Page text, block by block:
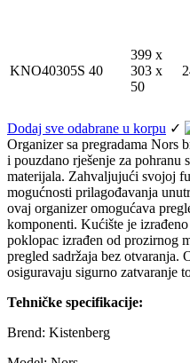
KNO40305S 40
399 x
303 x
50
Dodaj sve odabrane u korpu ✓
Organizer sa pregradama Nors
i pouzdano rješenje za pohranu
materijala. Zahvaljujući svojoj
mogućnosti prilagođavanja
ovaj organizer omogućava
komponenti. Kućište je
poklopac izrađen od prozirnog
pregled sadržaja bez otvaranja.
osiguravaju sigurno zatvaranje
Tehničke specifikacije:
Brend: Kistenberg